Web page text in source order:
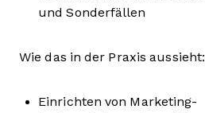
und Sonderfällen
Wie das in der Praxis aussieht:
Einrichten von Marketing-